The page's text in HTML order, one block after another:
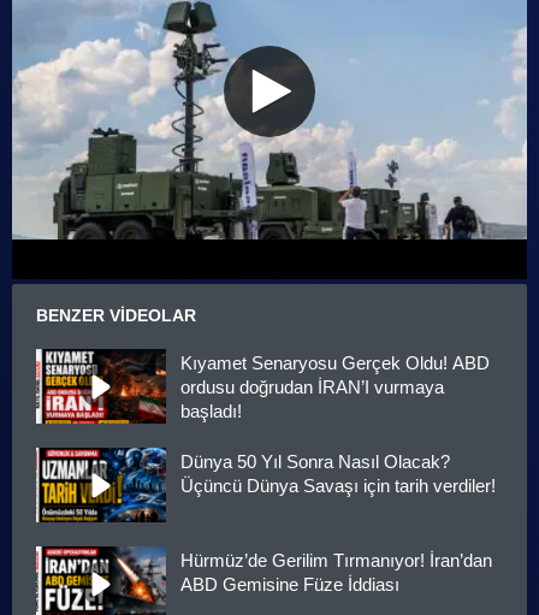
BENZER VIDEOLAR
Kıyamet Senaryosu Gerçek Oldu! ABD
ordusu doğrudan İRAN’I vurmaya
başladı!
Dünya 50 Yıl Sonra Nasıl Olacak?
Üçüncü Dünya Savaşı için tarih verdiler!
Hürmüz’de Gerilim Tırmanıyor! İran’dan
ABD Gemisine Füze İddiası